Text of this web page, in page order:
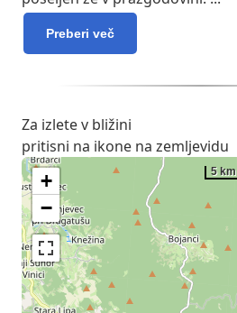
Preberi več
Za izlete v bližini
pritisni na ikone na zemljevidu
+
−
5 km